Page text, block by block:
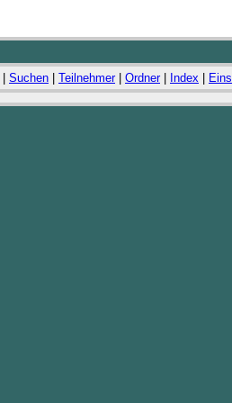
Suchen Teilnehmer| Ordner| Index